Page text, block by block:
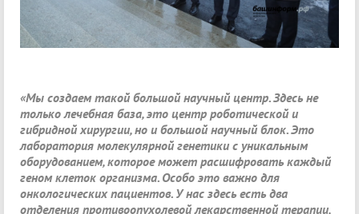
«Мы создаем такой большой научный центр. Здесь не
только лечебная база, это центр роботической и
гибридной хирургии, но и большой научный блок. Это
лаборатория молекулярной генетики с уникальным
оборудованием, которое может расшифровать каждый
геном клеток организма. Особо это важно для
онкологических пациентов. У нас здесь есть два
отделения противоопухолевой лекарственной терапии,